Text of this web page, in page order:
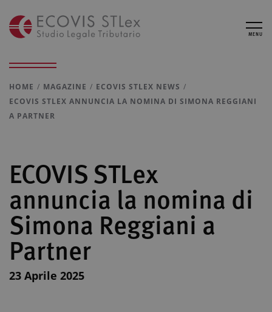
MENU
HOME MAGAZINE
ECOVIS STLEX NEWS
ECOVIS STLEX ANNUNCIA LA NOMINA DI SIMONA REGGIANI
A PARTNER
ECOVIS STLex
annuncia la nomina di
Simona Reggiani a
Partner
23 Aprile 2025